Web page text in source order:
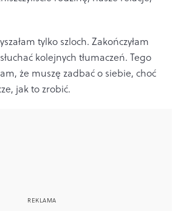
tylko szloch. Zakończyłam
kolejnych tłumaczeń. Tego
że muszę zadbać o siebie, choć
jak to zrobić.